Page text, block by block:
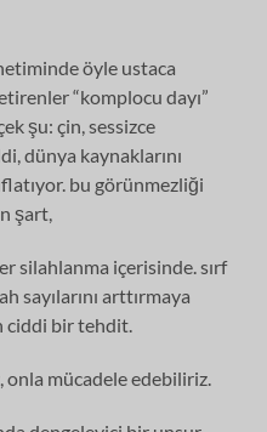
öyle ustaca
“komplocu dayı”
şu: çin, sessizce
dünya kaynaklarını
bu görünmezliği
şart,
silahlanma içerisinde. sırf
sayılarını arttırmaya
ciddi bir tehdit.
mücadele edebiliriz.